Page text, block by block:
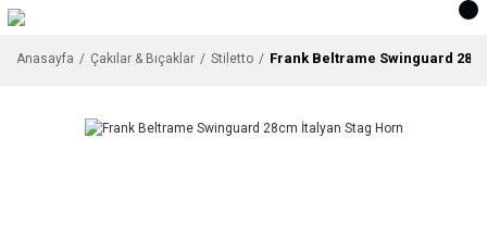
Anasayfa Çakılar & Bıçaklar Stiletto Frank Beltrame Swinguard